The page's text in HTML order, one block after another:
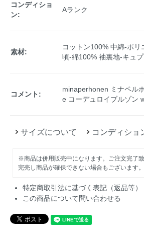
コンディショ
ン:
Aランク
素材:
コットン100% 中綿-ポ
頃-綿100% 袖裏地-キュ
コメント:
minaperhonen ミナペル
e コーデュロイブルゾン
サイズについて コンディショ
※商品は併用販売中になります。ご注文完了
完売し商品が確保できない場合もございます。
特定商取引法に基づく表記（返品等）
この商品について問い合わせる